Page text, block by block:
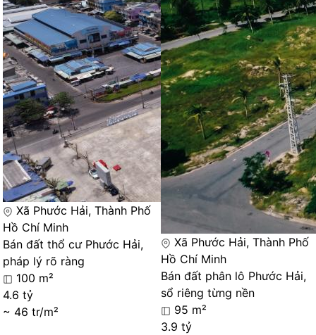
Xã Phước Hải, Thành Phố
Hồ Chí Minh
Bán đất thổ cư Phước Hải,
pháp lý rõ ràng
100 m²
4.6 tỷ
~ 46 tr/m²
Xã Phước Hải, Thành Phố
Hồ Chí Minh
Bán đất phân lô Phước Hải,
sổ riêng từng nền
95 m²
3.9 tỷ